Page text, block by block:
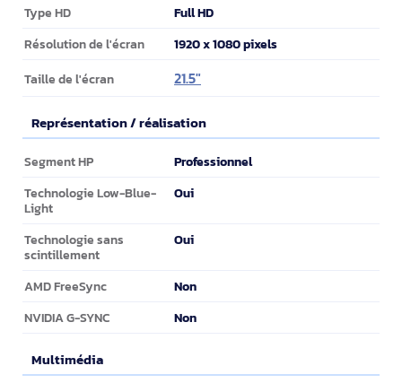
Type HD Full HD
Résolution de l'écran 1920 x 1080 pixels
Taille de l'écran 21.5"
Représentation / réalisation
Représentation / réalisation
Segment HP Professionnel
Technologie Low-Blue-
Light
Oui
Technologie sans
scintillement
Oui
AMD FreeSync Non
NVIDIA G-SYNC Non
Multimédia